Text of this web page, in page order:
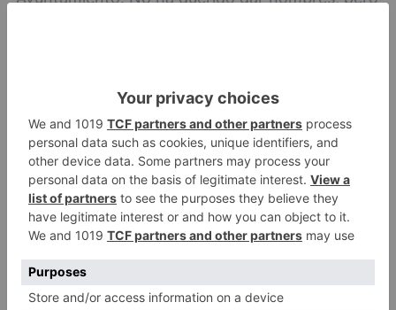
actuado de manera irresponsable al interpretar
el expediente filtrado, lastrando con ello un
proyecto de ciudad como este.
Carolina Blasco Jorge Berzosa
De ellos ha comentado que deberían saber
cómo se tramitan los contratos en el
Ayuntamiento de Burgos, en los que sí se